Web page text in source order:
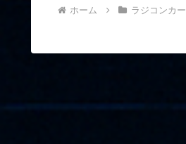
ホーム ラジコンカー